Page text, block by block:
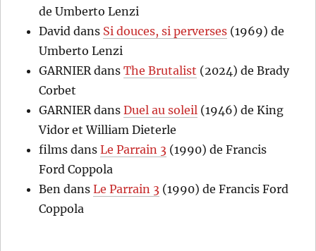
de Umberto Lenzi
David dans Si douces, si perverses (1969) de
Umberto Lenzi
GARNIERdansThe Brutalist (2024) de Brady
Corbet
GARNIERdansDuel au soleil (1946) de King
Vidor et William Dieterle
films dansLe Parrain 3 (1990) de Francis
Ford Coppola
Ben dansLe Parrain 3 (1990) de Francis Ford
Coppola